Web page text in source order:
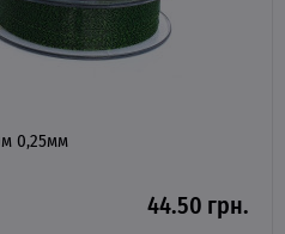
0,25мм
44.50 грн.